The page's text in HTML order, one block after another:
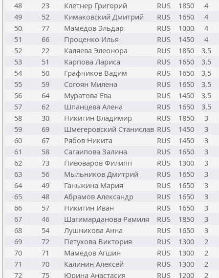
48
23 Клетнер Григорий RUS 1850
4
49
52 Кимаковский Дмитрий RUS 1650
4
50
77 Мамедов Эльдар RUS 1000
4
51
66 Проценко Илья RUS 1450
4
52
22 Каляева Элеонора RUS 1850
3,5
53
51 Карпова Лариса RUS 1650
3,5
54
50 Графчиков Вадим RUS 1650
3,5
55
59 Согоян Милена RUS 1650
3,5
56
64 Муратова Ева RUS 1450
3,5
57
62 Шпанцева Алена RUS 1650
3,5
58
30 Никитин Владимир RUS 1850
3
59
69 Шмегеровский Станислав RUS 1450
3
60
67 Рябов Никита RUS 1450
3
61
58 Сагаипова Залина RUS 1650
3
62
73 Пивоваров Филипп RUS 1300
3
63
56 Мыльников Дмитрий RUS 1650
3
64
49 Ганьжина Мария RUS 1650
3
65
48 Абрамов Александр RUS 1650
3
66
57 Никитин Иван RUS 1650
3
67
46 Шагимарданова Рамиля RUS 1850
3
68
54 Лушникова Анна RUS 1650
3
69
72 Петухова Виктория RUS 1300
2
70
71 Мамедов Агшин RUS 1300
2
71
70 Калинин Алексей RUS 1300
2
72
75 Юрина Анастасия RUS 1200
2